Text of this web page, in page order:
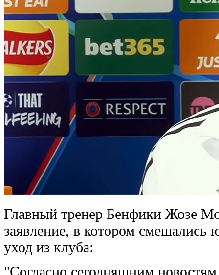
Главный тренер Бенфики Жозе
заявление, в котором смешались
уход из клуба:
"Согласно сегодняшним